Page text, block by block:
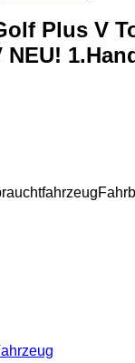
Plus V